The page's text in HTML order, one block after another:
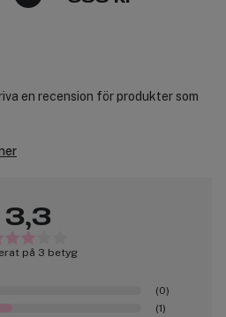
en recension för produkter som
3,3
på 3 betyg
(0)
(1)